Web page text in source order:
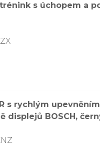
trénink s úchopem
s rychlým
displejů BOSCH,